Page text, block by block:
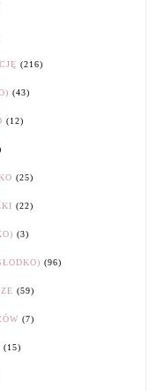
(216)
(43)
(12)
(25)
(22)
(3)
(96)
(59)
(7)
(15)